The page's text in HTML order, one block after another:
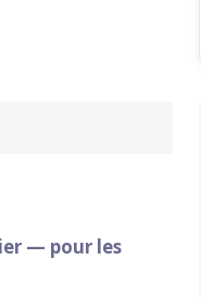
— pour les